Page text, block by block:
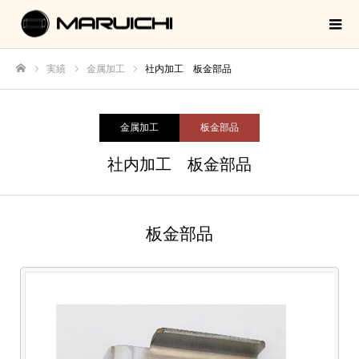
実績 金属加工 社内加工 板金部品
金属加工 板金部品
社内加工 板金部品
板金部品